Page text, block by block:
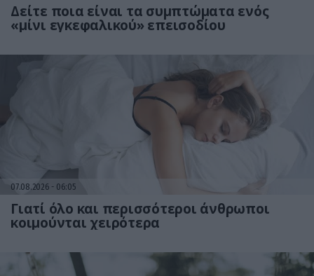
Δείτε ποια είναι τα συμπτώματα ενός
«μίνι εγκεφαλικού» επεισοδίου
07.08.2026 06:05
Γιατί όλο και περισσότεροι άνθρωποι
κοιμούνται χειρότερα